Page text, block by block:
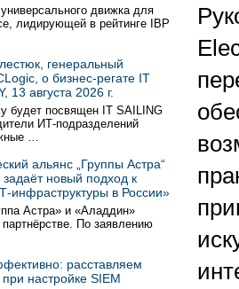
движка для
лидирующей в рейтинге IBP
генеральный
о бизнес-регате IT
13 августа 2026 г.
будет посвящен IT SAILING
ИТ-подразделений
…
альянс „Группы Астра“
задаёт новый подход к
инфраструктуры в России»
Астра» и «Аладдин»
По заявлению
расставляем
настройке SIEM